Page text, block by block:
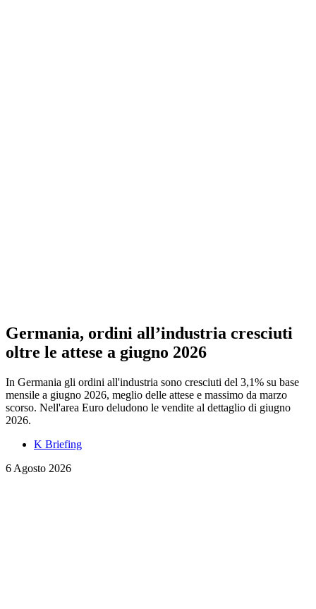
Germania, ordini all’industria cresciuti
oltre le attese a giugno 2026
In Germania gli ordini all'industria sono cresciuti del 3,1% su base
mensile a giugno 2026, meglio delle attese e massimo da marzo
scorso. Nell'area Euro deludono le vendite al dettaglio di giugno
2026.
K Briefing
6 Agosto 2026